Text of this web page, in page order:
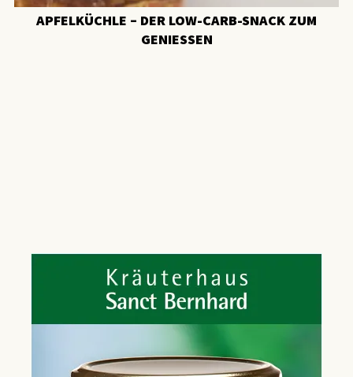
APFELKÜCHLE – DER LOW-CARB-SNACK ZUM
GENIESSEN